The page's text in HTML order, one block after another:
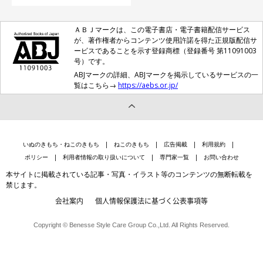
ＡＢＪマークは、この電子書店・電子書籍配信サービス
が、著作権者からコンテンツ使用許諾を得た正規版配信サ
ービスであることを示す登録商標（登録番号 第11091003
号）です。
ABJマークの詳細、ABJマークを掲示しているサービスの一
覧はこちら→ https://aebs.or.jp/
いぬのきもち・ねこのきもち ねこのきもち 広告掲載
利用規約
ポリシー
利用者情報の取り扱いについて 専門家一覧 お問い合わせ
本サイトに掲載されている記事・写真・イラスト等のコンテンツの無断転載を
禁じます。
会社案内 個人情報保護法に基づく公表事項等
Copyright © Benesse Style Care Group Co.,Ltd. All Rights Reserved.